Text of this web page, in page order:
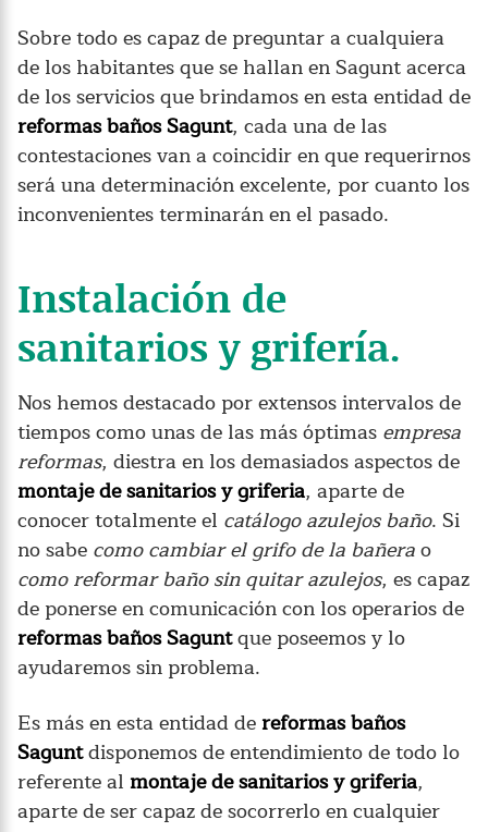
Sobre todo es capaz de preguntar a cualquiera
de los habitantes que se hallan en Sagunt acerca
de los servicios que brindamos en esta entidad de
reformas baños Sagunt, cada una de las
contestaciones van a coincidir en que requerirnos
será una determinación excelente, por cuanto los
inconvenientes terminarán en el pasado.
Instalación de
sanitarios y grifería.
Nos hemos destacado por extensos intervalos de
tiempos como unas de las más óptimas empresa
reformas, diestra en los demasiados aspectos de
montaje de sanitarios y griferia, aparte de
conocer totalmente el catálogo azulejos baño. Si
no sabe como cambiar el grifo de la bañerao
como reformar baño sin quitar azulejos, es capaz
de ponerse en comunicación con los operarios de
reformas baños Saguntque poseemos y lo
ayudaremos sin problema.
Es más en esta entidad dereformas baños
Saguntdisponemos de entendimiento de todo lo
referente al montaje de sanitarios y griferia,
aparte de ser capaz de socorrerlo en cualquier